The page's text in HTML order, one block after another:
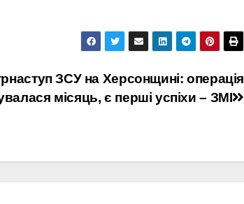
ЗСУ на Херсонщині: операція
місяць, є перші успіхи – ЗМІ